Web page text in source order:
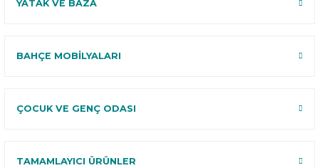
YATAK VE BAZA
BAHÇE MOBİLYALARI
ÇOCUK VE GENÇ ODASI
TAMAMLAYICI ÜRÜNLER